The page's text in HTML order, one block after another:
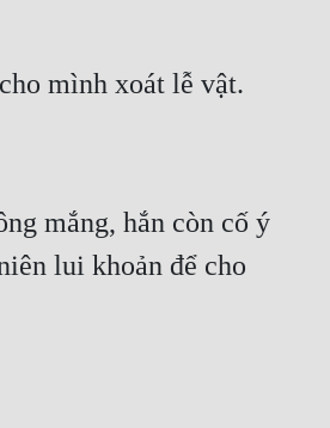
mình xoát lễ vật.
mắng, hắn còn cố ý
lui khoản để cho